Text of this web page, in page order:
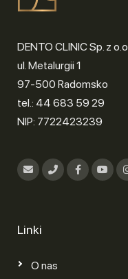
DENTO CLINIC Sp. z o.o.
ul. Metalurgii 1
97-500 Radomsko
tel.: 44 683 59 29
NIP: 7722423239
Linki
O nas